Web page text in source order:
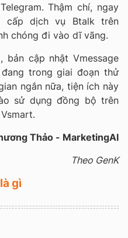
Thậm chí, ngay
cấp dịch vụ Btalk trên
chóng đi vào dĩ vãng.
bản cập nhật Vmessage
trong giai đoạn thử
ngắn nữa, tiện ích này
sử dụng đồng bộ trên
Thảo - MarketingAI
Theo GenK
gì